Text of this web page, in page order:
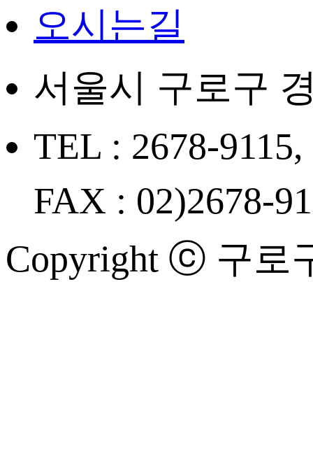
오시는길
서울시 구로구
TEL : 2678-9115,
FAX : 02)2678-
Copyright ⓒ 구로